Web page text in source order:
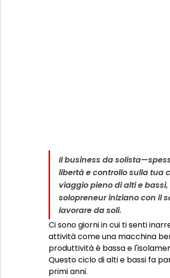
Il business da solista
libertà e controllo sulla tua
viaggio pieno di alti e bassi
solopreneur iniziano con il
lavorare da soli.
Ci sono giorni in cui ti senti
attività come una macchina
produttività è bassa e
Questo ciclo di alti e bassi fa
primi anni.